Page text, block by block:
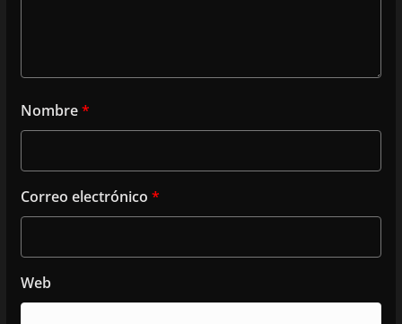
Nombre*
Correo electrónico *
Web